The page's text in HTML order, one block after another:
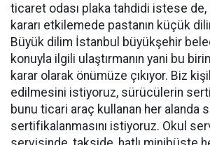
ticaret odası plaka tahdidi istese
kararı etkilemede pastanın küçük
Büyük dilim İstanbul büyükşehir
konuyla ilgili ulaştırmanın yani bu
karar olarak önümüze çıkıyor. Biz
edilmesini istiyoruz, sürücülerin
bunu ticari araç kullanan her alanda
sertifikalanmasını istiyoruz. Okul